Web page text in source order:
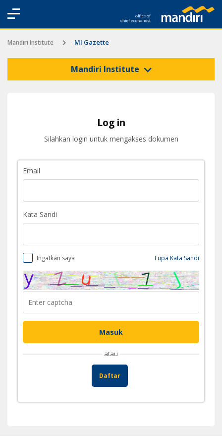
Mandiri Institute MI Gazette
Mandiri Institute
Log in
Silahkan login untuk mengakses dokumen
Email
Kata Sandi
Ingatkan saya Lupa Kata Sandi
atau
Daftar